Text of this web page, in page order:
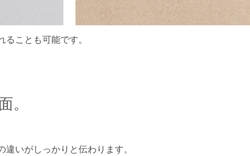
ことも可能です。
いがしっかりと伝わります。